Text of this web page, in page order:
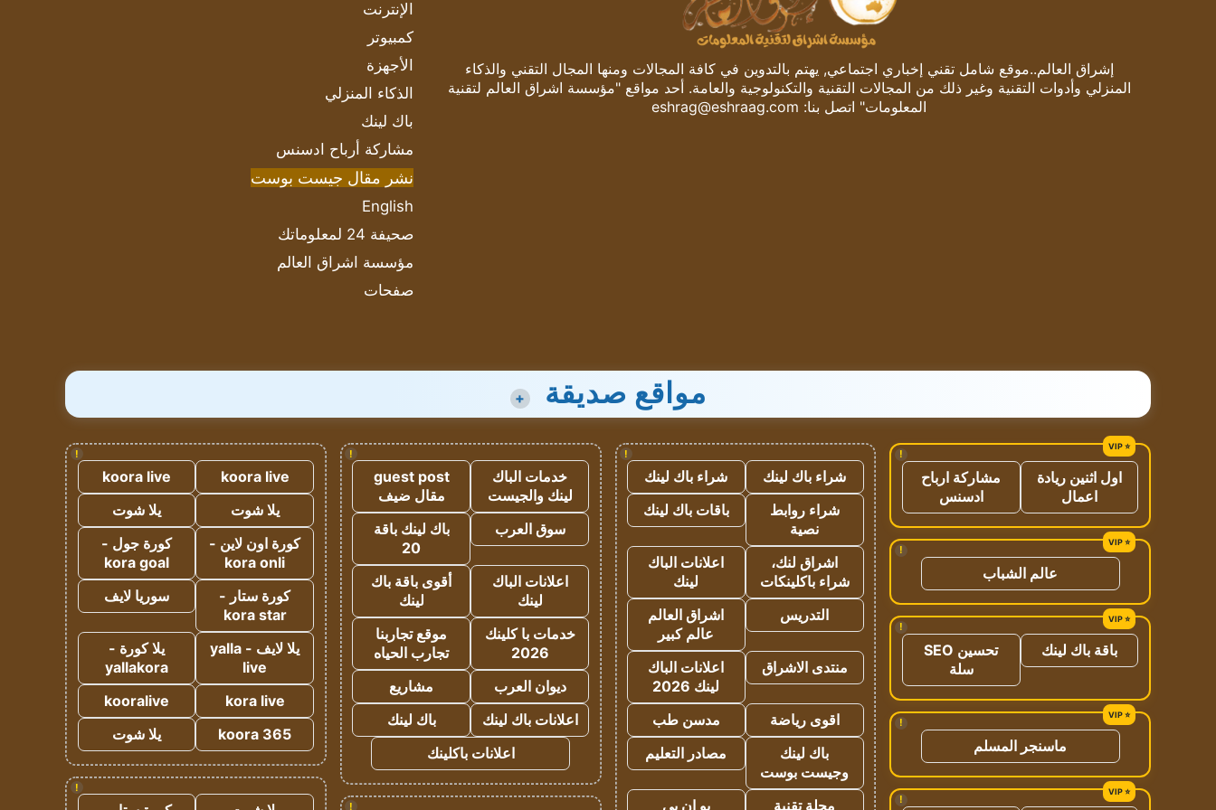
إشراق العالم..موقع شامل تقني إخباري اجتماعي, يهتم بالتدوين في كافة المجالات ومنها المجال التقني والذكاء
المنزلي وأدوات التقنية وغير ذلك من المجالات التقنية والتكنولوجية والعامة. أحد مواقع "مؤسسة اشراق العالم لتقنية
المعلومات" اتصل بنا: eshrag@eshraag.com
الإنترنت
كمبيوتر
الأجهزة
الذكاء المنزلي
باك لينك
مشاركة أرباح ادسنس
نشر مقال جيست بوست
English
صحيفة 24 لمعلوماتك
مؤسسة اشراق العالم
صفحات
مواقع صديقة +
!
اول اثنين ريادة
اعمال
مشاركة ارباح
ادسنس
!
عالم الشباب
!
باقة باك لينك
تحسين SEO
سلة
!
ماسنجر المسلم
!
!
شراء باك لينك
شراء باك لينك
شراء روابط
نصية
باقات باك لينك
اشراق لنك،
شراء باكلينكات
اعلانات الباك
لينك
التدريس
اشراق العالم
عالم كبير
منتدى الاشراق
اعلانات الباك
لينك 2026
اقوى رياضة
مدسن طب
باك لينك
وجيست بوست
مصادر التعليم
مجلة تقنية يو ان بي
!
خدمات الباك
لينك والجيست
guest post
مقال ضيف
سوق العرب
باك لينك باقة
20
اعلانات الباك
لينك
أقوى باقة باك
لينك
خدمات با كلينك
2026
موقع تجاربنا
تجارب الحياه
ديوان العرب
مشاريع
اعلانات باك لينك
باك لينك
اعلانات باكلينك
!
!
koora live
koora live
يلا شوت
يلا شوت
كورة اون لاين -
kora onli
كورة جول -
kora goal
كورة ستار -
kora star
سوريا لايف
يلا لايف - yalla
live
يلا كورة -
yallakora
kora live
kooralive
koora 365
يلا شوت
!